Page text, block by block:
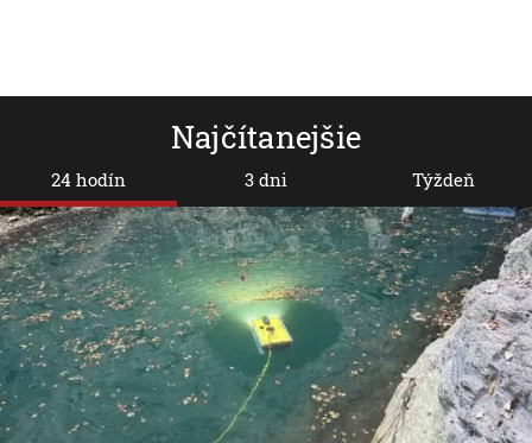
Najčítanejšie
24 hodín 3 dni Týždeň